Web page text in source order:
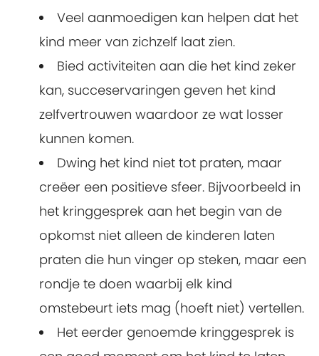
Veel aanmoedigen kan helpen dat het
kind meer van zichzelf laat zien.
Bied activiteiten aan die het kind zeker
kan, succeservaringen geven het kind
zelfvertrouwen waardoor ze wat losser
kunnen komen.
Dwing het kind niet tot praten, maar
creëer een positieve sfeer. Bijvoorbeeld in
het kringgesprek aan het begin van de
opkomst niet alleen de kinderen laten
praten die hun vinger op steken, maar een
rondje te doen waarbij elk kind
omstebeurt iets mag (hoeft niet) vertellen.
Het eerder genoemde kringgesprek is